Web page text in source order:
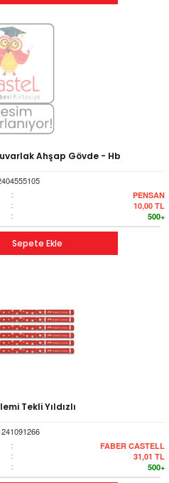
Ahşap Gövde - Hb
: PENSAN
: 10,00 TL
: 500+
Sepete Ekle
Tekli Yıldızlı
: FABER CASTELL
: 31,01 TL
: 500+